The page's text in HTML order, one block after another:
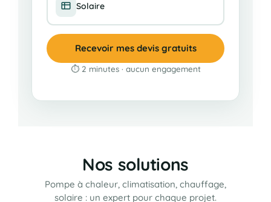
Solaire
Recevoir mes devis gratuits
⏱ 2 minutes · aucun engagement
Nos solutions
Pompe à chaleur, climatisation, chauffage,
solaire : un expert pour chaque projet.